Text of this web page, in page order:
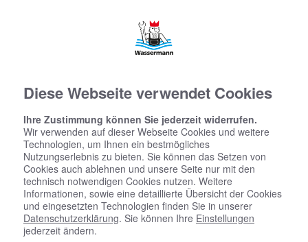
Allgemeine
Geschäftsbedingungen
Diese Webseite verwendet Cookies
Ihre Zustimmung können Sie jederzeit widerrufen.
Wir verwenden auf dieser Webseite Cookies und weitere
Technologien, um Ihnen ein bestmögliches
Nutzungserlebnis zu bieten. Sie können das Setzen von
Cookies auch ablehnen und unsere Seite nur mit den
technisch notwendigen Cookies nutzen. Weitere
Informationen, sowie eine detaillierte Übersicht der Cookies
und eingesetzten Technologien finden Sie in unserer
Datenschutzerklärung. Sie können Ihre Einstellungen
jederzeit ändern.